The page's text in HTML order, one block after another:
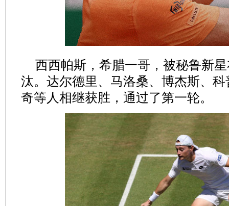
西西帕斯，希腊一哥，被秘鲁新
汰。达尔德里、马洛桑、博杰斯、
奇等人相继获胜，通过了第一轮。